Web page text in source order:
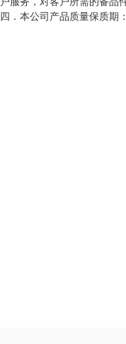
四． 本公司产品质量保质期